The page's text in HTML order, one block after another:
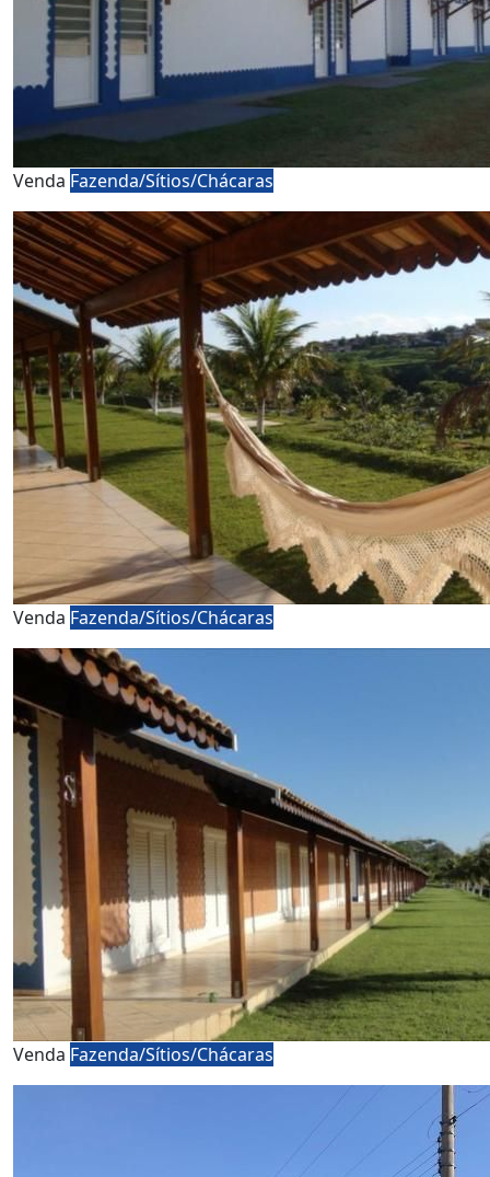
Venda Fazenda/Sítios/Chácaras
Venda Fazenda/Sítios/Chácaras
Venda Fazenda/Sítios/Chácaras